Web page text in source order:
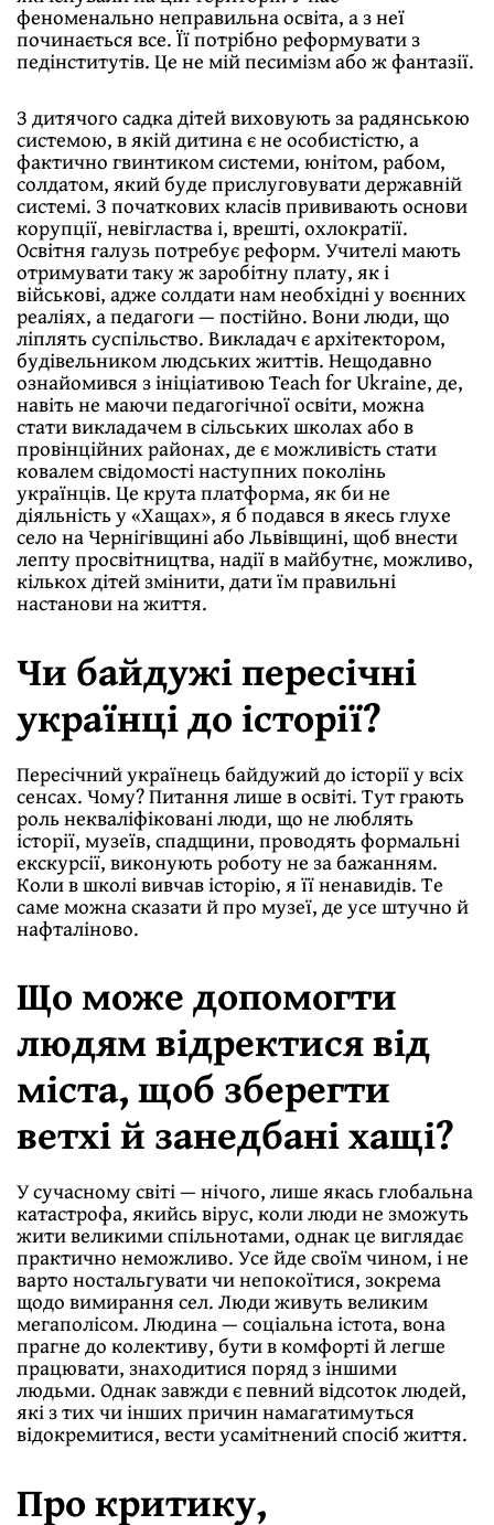
феноменально неправильна освіта, а з неї
починається все. Її потрібно реформувати з
педінститутів. Це не мій песимізм або ж фантазії.
З дитячого садка дітей виховують за радянською
системою, в якій дитина є не особистістю, а
фактично гвинтиком системи, юнітом, рабом,
солдатом, який буде прислуговувати державній
системі. З початкових класів прививають основи
корупції, невігластва і, врешті, охлократії.
Освітня галузь потребує реформ. Учителі мають
отримувати таку ж заробітну плату, як і
військові, адже солдати нам необхідні у воєнних
реаліях, а педагоги — постійно. Вони люди, що
ліплять суспільство. Викладач є архітектором,
будівельником людських життів. Нещодавно
ознайомився з ініціативою Teach for Ukraine, де,
навіть не маючи педагогічної освіти, можна
стати викладачем в сільських школах або в
провінційних районах, де є можливість стати
ковалем свідомості наступних поколінь
українців. Це крута платформа, як би не
діяльність у «Хащах», я б подався в якесь глухе
село на Чернігівщині або Львівщині, щоб внести
лепту просвітництва, надії в майбутнє, можливо,
кількох дітей змінити, дати їм правильні
настанови на життя.
Чи байдужі пересічні
українці до історії?
Пересічний українець байдужий до історії у всіх
сенсах. Чому? Питання лише в освіті. Тут грають
роль некваліфіковані люди, що не люблять
історії, музеїв, спадщини, проводять формальні
екскурсії, виконують роботу не за бажанням.
Коли в школі вивчав історію, я її ненавидів. Те
саме можна сказати й про музеї, де усе штучно й
нафталіново.
Що може допомогти
людям відректися від
міста, щоб зберегти
ветхі й занедбані хащі?
У сучасному світі — нічого, лише якась глобальна
катастрофа, якийсь вірус, коли люди не зможуть
жити великими спільнотами, однак це виглядає
практично неможливо. Усе йде своїм чином, і не
варто ностальгувати чи непокоїтися, зокрема
щодо вимирання сел. Люди живуть великим
мегаполісом. Людина — соціальна істота, вона
прагне до колективу, бути в комфорті й легше
працювати, знаходитися поряд з іншими
людьми. Однак завжди є певний відсоток людей,
які з тих чи інших причин намагатимуться
відокремитися, вести усамітнений спосіб життя.
Про критику,